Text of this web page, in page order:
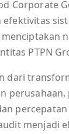
Corporate
PTPN
dari
menjadi